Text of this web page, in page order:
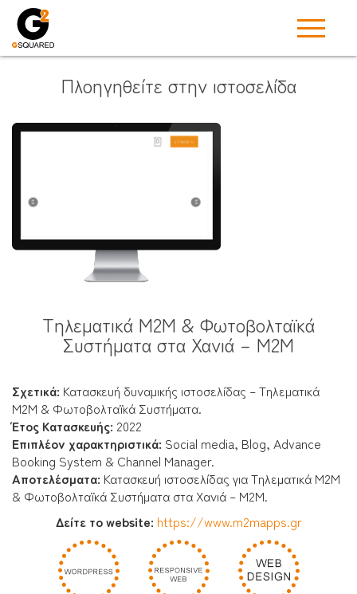
Πλοηγηθείτε στην ιστοσελίδα
Τηλεματικά M2M & Φωτοβολταϊκά
Συστήματα στα Χανιά – M2M
Σχετικά: Κατασκευή δυναμικής ιστοσελίδας – Τηλεματικά
M2M & Φωτοβολταϊκά Συστήματα.
Έτος Κατασκευής: 2022
Επιπλέον χαρακτηριστικά: Social media, Blog, Advance
Booking System & Channel Manager.
Αποτελέσματα: Κατασκευή ιστοσελίδας για Τηλεματικά M2M
& Φωτοβολταϊκά Συστήματα στα Χανιά – M2M.
Δείτε το website: https://www.m2mapps.gr